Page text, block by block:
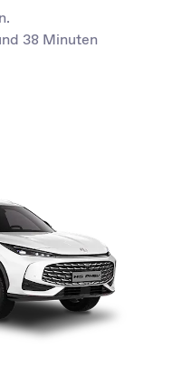
38 Minuten